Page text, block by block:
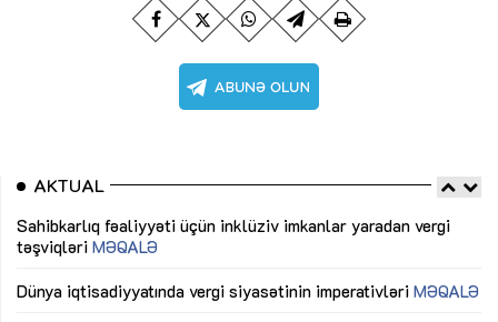
AKTUAL
Sahibkarlıq fəaliyyəti üçün inklüziv imkanlar yaradan vergi
təşviqləri MƏQALƏ
Dünya iqtisadiyyatında vergi siyasətinin imperativləri MƏQALƏ